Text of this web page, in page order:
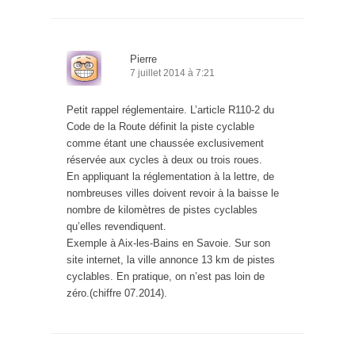
Pierre
7 juillet 2014 à 7:21
Petit rappel réglementaire. L’article R110-2 du
Code de la Route définit la piste cyclable
comme étant une chaussée exclusivement
réservée aux cycles à deux ou trois roues.
En appliquant la réglementation à la lettre, de
nombreuses villes doivent revoir à la baisse le
nombre de kilomètres de pistes cyclables
qu’elles revendiquent.
Exemple à Aix-les-Bains en Savoie. Sur son
site internet, la ville annonce 13 km de pistes
cyclables. En pratique, on n’est pas loin de
zéro.(chiffre 07.2014).